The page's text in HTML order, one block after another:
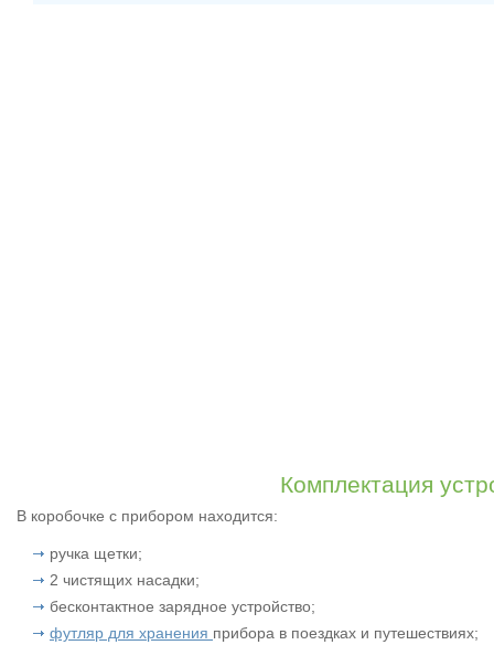
Комплектация
В коробочке с прибором находится:
ручка щетки;
2 чистящих насадки;
бесконтактное зарядное устройство;
футляр для хранения прибора в поездках и путешествиях;